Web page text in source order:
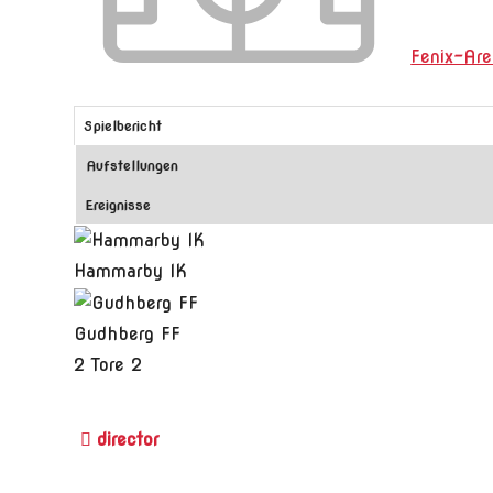
Fenix-
Spielbericht
Aufstellungen
Ereignisse
Hammarby IK
Gudhberg FF
2 Tore 2